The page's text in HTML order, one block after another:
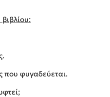
που φυγαδεύεται.